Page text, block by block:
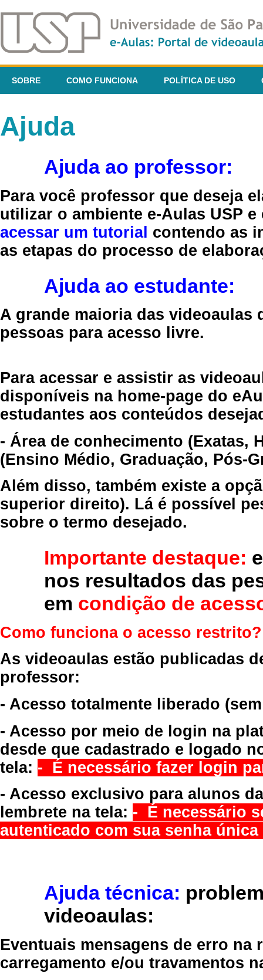
SOBRE COMO FUNCIONA POLÍTICA DE USO
Ajuda
Ajuda ao professor:
Para você professor que deseja
utilizar o ambiente e-Aulas USP
acessar um tutorial contendo as
as etapas do processo de
Ajuda ao estudante:
A grande maioria das videoaulas
pessoas para acesso livre.
Para acessar e assistir as
disponíveis na home-page do
estudantes aos conteúdos
- Área de conhecimento (Exatas,
(Ensino Médio, Graduação, Pós-
Além disso, também existe a
superior direito). Lá é possível
sobre o termo desejado.
Importante destaque:
nos resultados das
em condição de
Como funciona o acesso restrito?
As videoaulas estão publicadas
professor:
- Acesso totalmente liberado
- Acesso por meio de login na
desde que cadastrado e logado
tela: - É necessário fazer login
- Acesso exclusivo para alunos
lembrete na tela: - É necessário
autenticado com sua senha
Ajuda técnica:
videoaulas:
Eventuais mensagens de erro
carregamento e/ou travamentos